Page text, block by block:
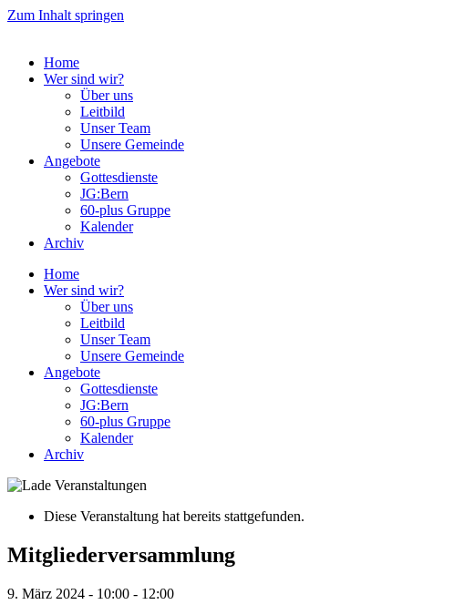
Zum Inhalt springen
Home
Wer sind wir?
Über uns
Leitbild
Unser Team
Unsere Gemeinde
Angebote
Gottesdienste
JG:Bern
60-plus Gruppe
Kalender
Archiv
Home
Wer sind wir?
Über uns
Leitbild
Unser Team
Unsere Gemeinde
Angebote
Gottesdienste
JG:Bern
60-plus Gruppe
Kalender
Archiv
Diese Veranstaltung hat bereits stattgefunden.
Mitgliederversammlung
9. März 2024 - 10:00 - 12:00